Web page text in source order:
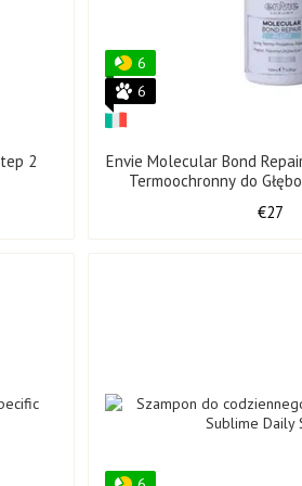
między oczyszczaniem, odżywianiem i
włosy jedwabiście gładkie.
i zachowują ich naturalny ruch.
PROF
2
6
6
Envie Molecular Bond
Termoochronny do
€27